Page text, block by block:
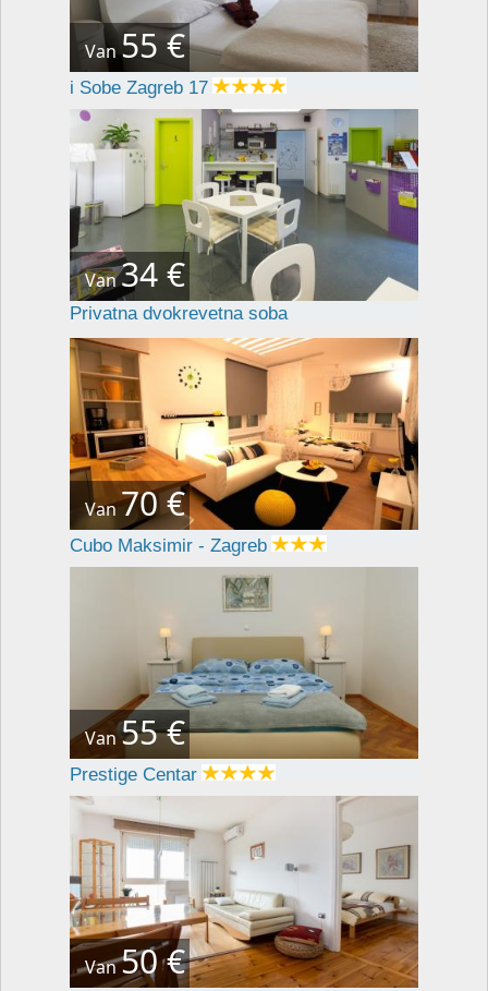
Van55 €
i Sobe Zagreb 17
Van34 €
Privatna dvokrevetna soba
Van70 €
Cubo Maksimir - Zagreb
Van55 €
Prestige Centar
Van50 €